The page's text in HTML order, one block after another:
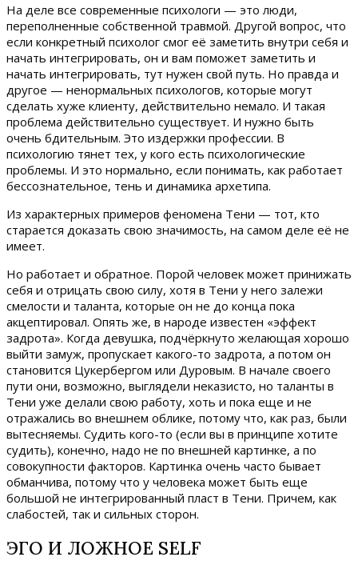
На деле все современные психологи — это люди,
переполненные собственной травмой. Другой вопрос, что
если конкретный психолог смог её заметить внутри себя и
начать интегрировать, он и вам поможет заметить и
начать интегрировать, тут нужен свой путь. Но правда и
другое — ненормальных психологов, которые могут
сделать хуже клиенту, действительно немало. И такая
проблема действительно существует. И нужно быть
очень бдительным. Это издержки профессии. В
психологию тянет тех, у кого есть психологические
проблемы. И это нормально, если понимать, как работает
бессознательное, тень и динамика архетипа.
Из характерных примеров феномена Тени — тот, кто
старается доказать свою значимость, на самом деле её не
имеет.
Но работает и обратное. Порой человек может принижать
себя и отрицать свою силу, хотя в Тени у него залежи
смелости и таланта, которые он не до конца пока
акцептировал. Опять же, в народе известен «эффект
задрота». Когда девушка, подчёркнуто желающая хорошо
выйти замуж, пропускает какого-то задрота, а потом он
становится Цукербергом или Дуровым. В начале своего
пути они, возможно, выглядели неказисто, но таланты в
Тени уже делали свою работу, хоть и пока еще и не
отражались во внешнем облике, потому что, как раз, были
вытесняемы. Судить кого-то (если вы в принципе хотите
судить), конечно, надо не по внешней картинке, а по
совокупности факторов. Картинка очень часто бывает
обманчива, потому что у человека может быть еще
большой не интегрированный пласт в Тени. Причем, как
слабостей, так и сильных сторон.
ЭГО И ЛОЖНОЕ SELF